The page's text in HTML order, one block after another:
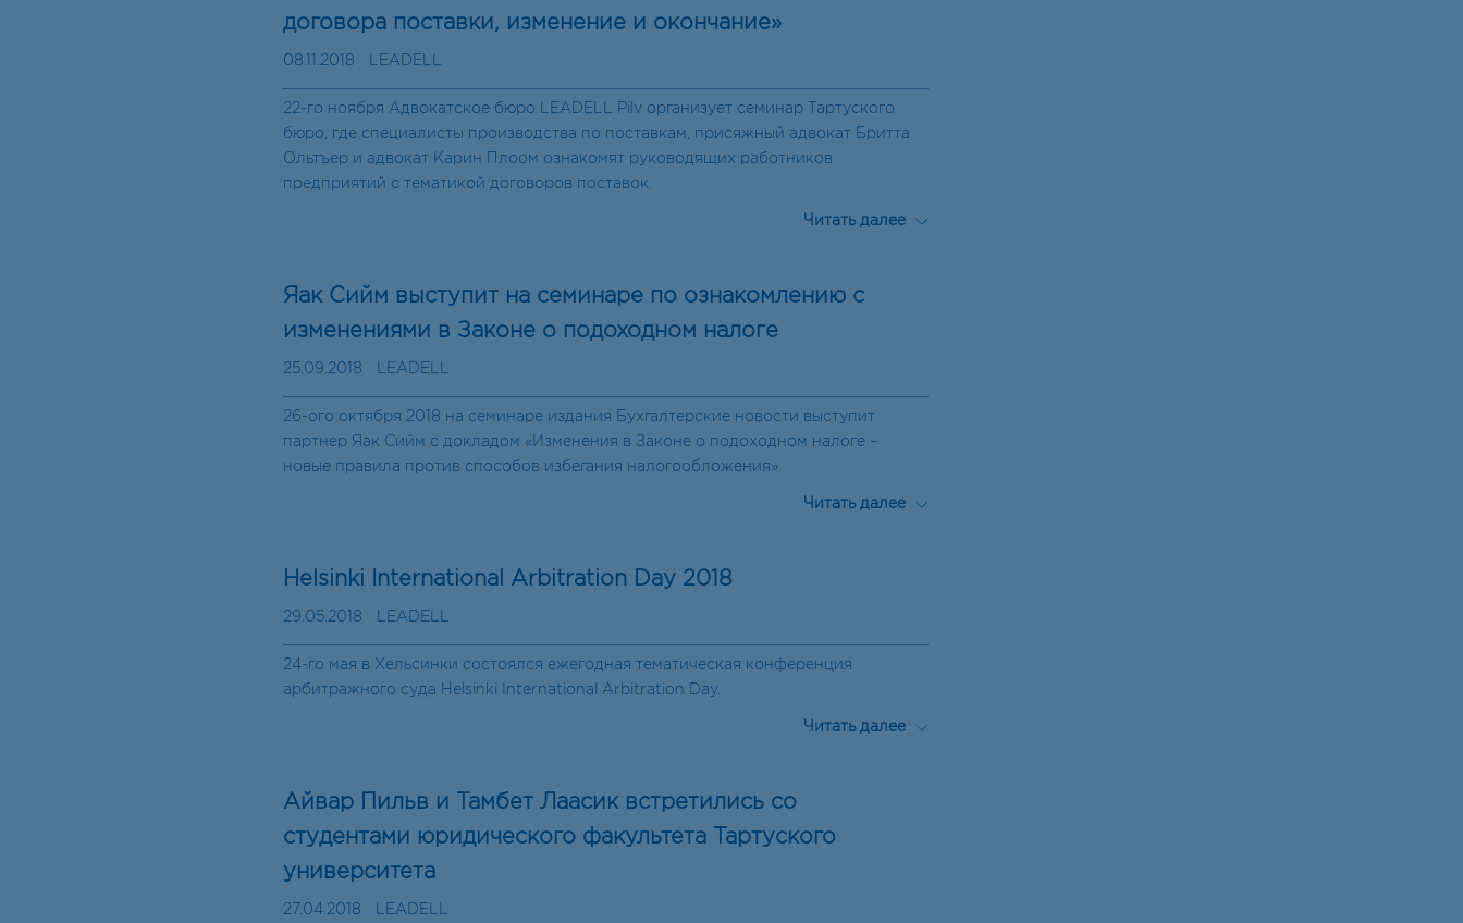
договора поставки, изменение и окончание»
08.11.2018 LEADELL
22-го ноября Адвокатское бюро LEADELL Pilv организует семинар Тартуского
бюро, где специалисты производства по поставкам, присяжный адвокат Бритта
Ольтъер и адвокат Карин Плоом ознакомят руководящих работников
предприятий с тематикой договоров поставок.
Читать далее
Яак Сийм выступит на семинаре по ознакомлению с
изменениями в Законе о подоходном налоге
25.09.2018 LEADELL
26-ого октября 2018 на семинаре издания Бухгалтерские новости выступит
партнер Яак Сийм с докладом «Изменения в Законе о подоходном налоге –
новые правила против способов избегания налогообложения».
Читать далее
Helsinki International Arbitration Day 2018
29.05.2018 LEADELL
24-го мая в Хельсинки состоялся ежегодная тематическая конференция
арбитражного суда Helsinki International Arbitration Day.
Читать далее
Айвар Пильв и Тамбет Лаасик встретились со
студентами юридического факультета Тартуского
университета
27.04.2018 LEADELL